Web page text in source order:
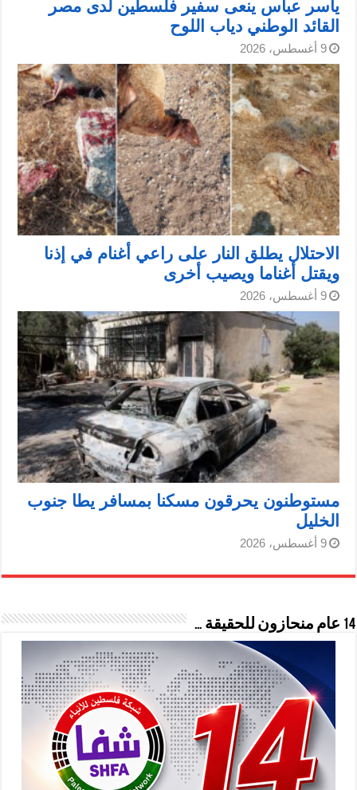
ياسر عباس ينعى سفير فلسطين لدى مصر
القائد الوطني دياب اللوح
9 أغسطس، 2026
الاحتلال يطلق النار على راعي أغنام في إذنا
ويقتل أغناما ويصيب أخرى
9 أغسطس، 2026
مستوطنون يحرقون مسكنا بمسافر يطا جنوب
الخليل
9 أغسطس، 2026
14 عام منحازون للحقيقة …